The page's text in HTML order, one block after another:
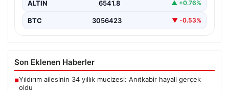
ALTIN 6541.8 ▲ +0.76%
BTC 3056423 ▼ -0.53%
Son Eklenen Haberler
■Yıldırım ailesinin 34 yıllık mucizesi: Anıtkabir hayali gerçek
oldu